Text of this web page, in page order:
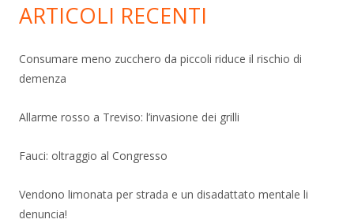
ARTICOLI RECENTI
Consumare meno zucchero da piccoli riduce il rischio di
demenza
Allarme rosso a Treviso: l’invasione dei grilli
Fauci: oltraggio al Congresso
Vendono limonata per strada e un disadattato mentale li
denuncia!